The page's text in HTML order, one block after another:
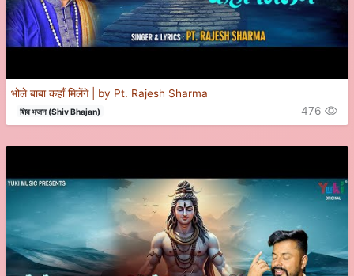
भोले बाबा कहाँ मिलेंगे | by Pt. Rajesh Sharma
शिव भजन (Shiv Bhajan) 476